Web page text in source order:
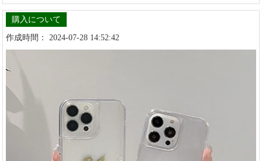
購入について
作成時間： 2024-07-28 14:52:42